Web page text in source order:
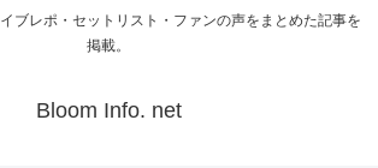
ブレポ・セットリスト・ファンの声をまとめた記事を
掲載。
Bloom Info. net